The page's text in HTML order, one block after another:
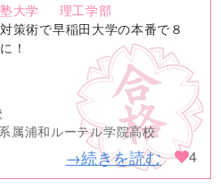
大学
理工学部
策術で早稲田大学の本番で８
！
属浦和ルーテル学院高校
→続きを読む 4